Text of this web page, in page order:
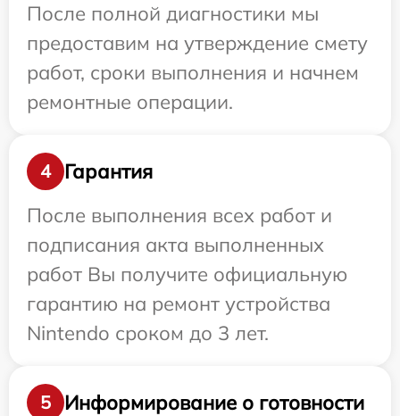
После полной диагностики мы
предоставим на утверждение смету
работ, сроки выполнения и начнем
ремонтные операции.
4
Гарантия
После выполнения всех работ и
подписания акта выполненных
работ Вы получите официальную
гарантию на ремонт устройства
Nintendo сроком до 3 лет.
5
Информирование о готовности